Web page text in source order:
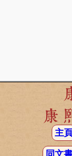
康
主
同文